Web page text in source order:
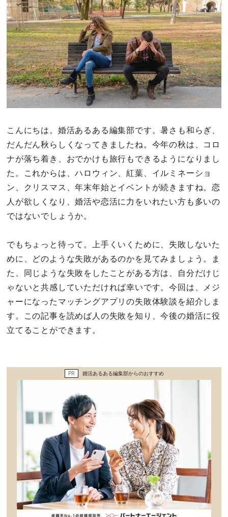
その他
ドキドキ
仕事とキャリア
特集
ファッション・美容
グルメ
趣味・旅行
不倫・だめ男
感動
心の処方箋
カルチャー・トレンド・芸能
こんにちは。婚活あるある編集部です。暑さも和らぎ、
だんだん秋らしくなってきましたね。今年の秋は、コロ
ナが落ち着き、おでかけも旅行もできるようになりまし
た。これからは、ハロウィン、紅葉、イルミネーショ
ン、クリスマス、年末年始とイベントが続きますね。恋
人が欲しくなり、婚活や恋活に力をいれたい方も多いの
ではないでしょうか。
でもちょっと待って。上手くいくために、失敗しないた
めに、どのような失敗があるのかを見てみましょう。ま
た、同じような失敗をしたことがある方は、自分だけじ
ゃないと共感していただければ幸いです。今回は、メジ
ャーになったマッチングアプリの失敗体験談を紹介しま
す。この記事を読めば人の失敗を知り、今後の婚活に役
立てることができます。
PR 婚活あるある編集部からのおすすめ